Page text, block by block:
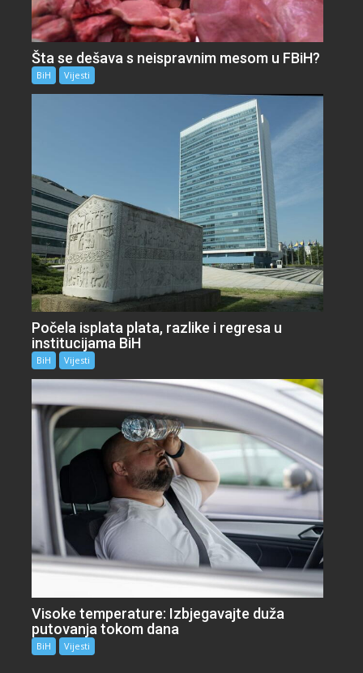
Šta se dešava s neispravnim mesom u FBiH?
BiH Vijesti
Počela isplata plata, razlike i regresa u
institucijama BiH
BiH Vijesti
Visoke temperature: Izbjegavajte duža
putovanja tokom dana
BiH Vijesti